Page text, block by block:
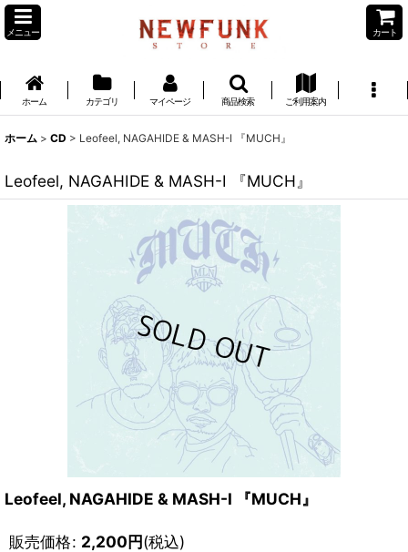
メニュー カート
ホーム カテゴリ マイページ 商品検索 ご利用案内
ホーム > CD > Leofeel, NAGAHIDE & MASH-I 『MUCH』
Leofeel, NAGAHIDE & MASH-I 『MUCH』
Leofeel, NAGAHIDE & MASH-I 『MUCH』
販売価格: 2,200円(税込)